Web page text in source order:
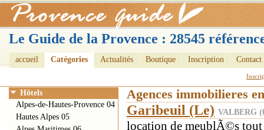
Le Guide de la Provence : 28545
accueil Catégories Actualités Boutique Inscription Contact
Agences immobilieres
Garibeuil (Le) VALBERG
location de meublÃ©s
Hôtels
Alpes-de-Hautes-Provence 04
Hautes Alpes 05